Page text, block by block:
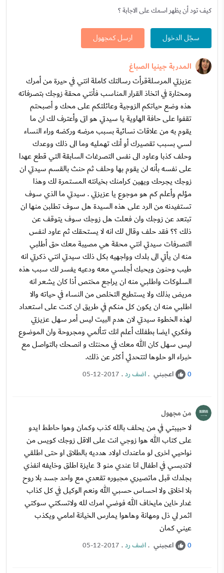
كيف تود أن يظهر اسمك على الاجابة ؟
سجّل الدخول ارسل كمجهول
المدربة جينيا الصباغ
عزيزتي المرسلةقرأت رسالتك كاملة انتي في حيرة من أمرك
ومحتارة في اتخاذ القرار المناسب فأنتي محقة زوجك بتصرفاته
هذه وضع حياتكم الزوجية وعائلتكم على محك و أصبحتم
تقفوا على حافة الهاوية يا سيدتي هو اتى وأعترف لك ان ما
يقوم به من علاقات نسائية بسبب مرضه وركضه وراء النساء
لسي بسبب تقصيرك أو أنك تهمليه وما الى ذلك ووعدك
وحلف كذبا وعاود الى نفس التصرغات السابقة التي قطع عهدا
على نفسه بأنه لن يقوم بها وحلف ثم حنث بالقسم سيدتي ان
زوجك يجرحك ويهين كرامنك بخيانته المستمرة لك وهذا
مؤلم وأعلم كم هو موجوع يا عزيزتي . سيدتي ما الذي سوف
تستفيدنه من الرد على هذه السيدة هل سوف تطلبن منها ان
تبتعد عن زوجك وان فعلت هل زوجك سوف يتوقف عن
ذلك ؟؟ فقد حلف وقال لك انه لا يستحقك ثم عاود لنفس
التصرفات سيدتي انتي محقة هي مصيبة معك حق أطلبي
منه ان يأتي الى بلدك وواجهيه بكل ذلك سيدتي انتي ذكرتي انه
طيب وحنون ويحبك أجلسي معه ودعيه يفسر لك سبب هذه
السلوكات واطلبي منه ان يراجع مختص أذا كان يشعر انه
مريض بذلك ولا يستطيع التخلص من النساء في حياته والا
اطلبي منه ان يكون كل منكم في طريق ان كنت على استعداد
لهذه الخطوة سيدتي لان هدم البيت ليس أمر سهل عزيزتي
وفكري ايضا بطفلك أعلم انك تتألمي ومجروحة وان الموضوع
ليس سهل كان الله معك في محنتك و انصحك بالتواصل مع
خبراء الو حلوها لتتحدثي أكثر عن ذلك.
0 اعجبني .اضف رد.
05-12-2017
من مجهول
لا حبيبتي في من يحلف بالله كذب وكمان وهوا حاطط ايدو
على كتاب الله هوا زوجي انت على الاقل زوجك كويس من
نواحيي اخرى لو ماعندك اولاد هدديه بالطلاق او حتى اطلقي
لاتدبسي في اطفال انا عندي منو 3 عايزة اطلق وخايفه انفذي
بجلدك قبل ماتصيري مجبوره تقعدي مع واحد جسد بلا روح
بلا اخلاق ولا احساس حسبي الله ونعم الوكيل في كل كذاب
غدار خاين مايخاف الله فوضي امرك لله ولاتسكتي سوكتي
اثمر لي ذل ومهانة وهاهوا يمارس الخيانة امامي ويكذب
عيني كمان
0 اعجبني .اضف رد.
05-12-2017